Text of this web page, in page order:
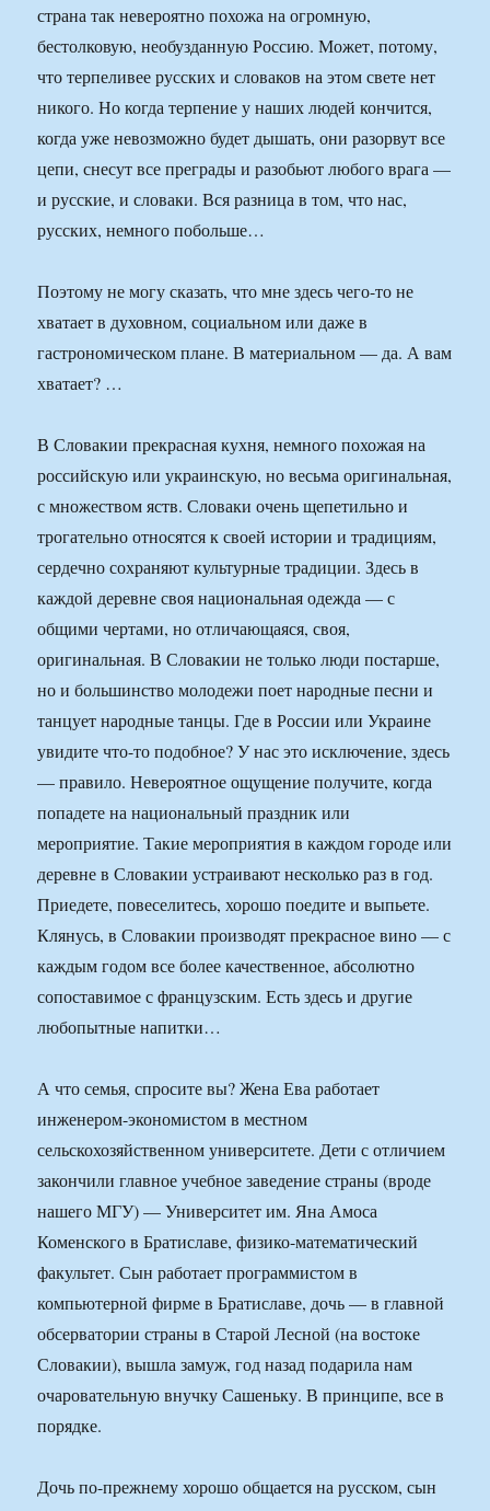
страна так невероятно похожа на огромную,
бестолковую, необузданную Россию. Может, потому,
что терпеливее русских и словаков на этом свете нет
никого. Но когда терпение у наших людей кончится,
когда уже невозможно будет дышать, они разорвут все
цепи, снесут все преграды и разобьют любого врага —
и русские, и словаки. Вся разница в том, что нас,
русских, немного побольше…
Поэтому не могу сказать, что мне здесь чего-то не
хватает в духовном, социальном или даже в
гастрономическом плане. В материальном — да. А вам
хватает? …
В Словакии прекрасная кухня, немного похожая на
российскую или украинскую, но весьма оригинальная,
с множеством яств. Словаки очень щепетильно и
трогательно относятся к своей истории и традициям,
сердечно сохраняют культурные традиции. Здесь в
каждой деревне своя национальная одежда — с
общими чертами, но отличающаяся, своя,
оригинальная. В Словакии не только люди постарше,
но и большинство молодежи поет народные песни и
танцует народные танцы. Где в России или Украине
увидите что-то подобное? У нас это исключение, здесь
— правило. Невероятное ощущение получите, когда
попадете на национальный праздник или
мероприятие. Такие мероприятия в каждом городе или
деревне в Словакии устраивают несколько раз в год.
Приедете, повеселитесь, хорошо поедите и выпьете.
Клянусь, в Словакии производят прекрасное вино — с
каждым годом все более качественное, абсолютно
сопоставимое с французским. Есть здесь и другие
любопытные напитки…
А что семья, спросите вы? Жена Ева работает
инженером-экономистом в местном
сельскохозяйственном университете. Дети с отличием
закончили главное учебное заведение страны (вроде
нашего МГУ) — Университет им. Яна Амоса
Коменского в Братиславе, физико-математический
факультет. Сын работает программистом в
компьютерной фирме в Братиславе, дочь — в главной
обсерватории страны в Старой Лесной (на востоке
Словакии), вышла замуж, год назад подарила нам
очаровательную внучку Сашеньку. В принципе, все в
порядке.
Дочь по-прежнему хорошо общается на русском, сын